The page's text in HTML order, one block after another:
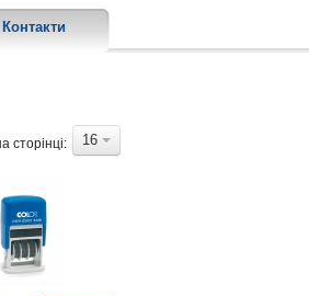
Контакти
16
сторінці: